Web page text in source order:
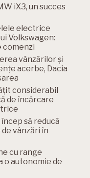
iX3, un succes
electrice
Volkswagen:
comenzi
vânzărilor și
acerbe, Dacia
considerabil
de încărcare
să reducă
vânzări în
cu range
o autonomie de